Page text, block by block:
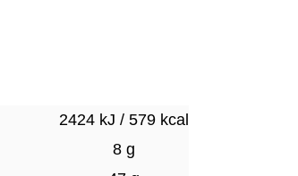
2424 kJ / 579 kcal
8 g